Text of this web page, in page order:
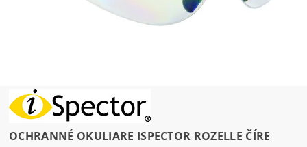
OCHRANNÉ OKULIARE ISPECTOR ROZELLE ČÍRE